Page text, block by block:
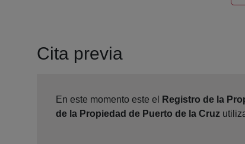
Cita previa
En este momento este el Registro de la
de la Propiedad de Puerto de la Cruz